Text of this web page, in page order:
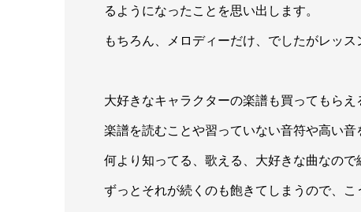
るようになったことを思い出します。
もちろん、メロディーだけ、でしたがレッ
大好きなキャラクターの楽譜も買ってもら
楽譜を読むことや習っていない音符や高い
何より知ってる、歌える、大好きな曲なの
ずっとそれが続くのも飽きてしまうので、